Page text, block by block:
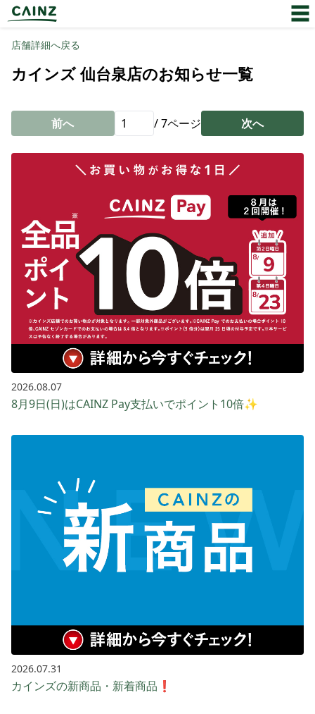
店舗詳細へ戻る
カインズ 仙台泉店のお知らせ一覧
前へ /7ページ 次へ
2026.08.07
8月9日(日)はCAINZ Pay支払いでポイント10倍✨
2026.07.31
カインズの新商品・新着商品❗